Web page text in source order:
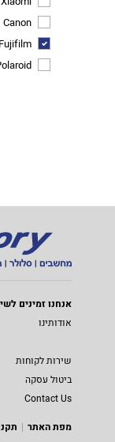
Canon
Fujifilm
אנחנו זמינים
אודותינו
שירות לקוחות
ביטול עסקה
Contact Us
מפת האתר